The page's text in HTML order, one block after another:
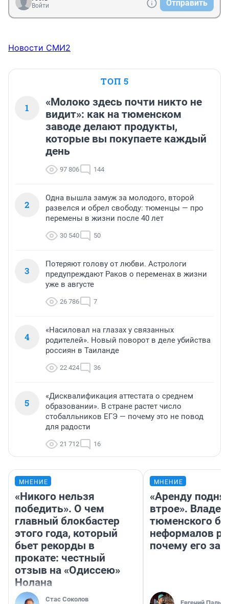
Войти
Отправить
Новости СМИ2
ТОП 5
1
«Молоко здесь почти никто не
видит»: как на тюменском
заводе делают продукты,
которые вы покупаете каждый
день
97 806 144
2
Одна вышла замуж за молодого, второй
развелся и обрел свободу: тюменцы — про
перемены в жизни после 40 лет
30 540 50
3
Потеряют голову от любви. Астрологи
предупреждают Раков о переменах в жизни
уже в августе
26 786 7
4
«Насиловал на глазах у связанных
родителей». Новый поворот в деле убийства
россиян в Таиланде
22 424 36
5
«Дисквалификация аттестата о среднем
образовании». В стране растет число
стобалльников ЕГЭ — почему это не повод
для радости
21 712 16
МНЕНИЕ
«Никого нельзя
победить». О чем
главный блокбастер
этого года, который
бьет рекорды в
прокате: честный
отзыв на «Одиссею»
Нолана
Стас Соколов
МНЕНИЕ
«Аренду
втрое».
тюменского
неформалов
почему его